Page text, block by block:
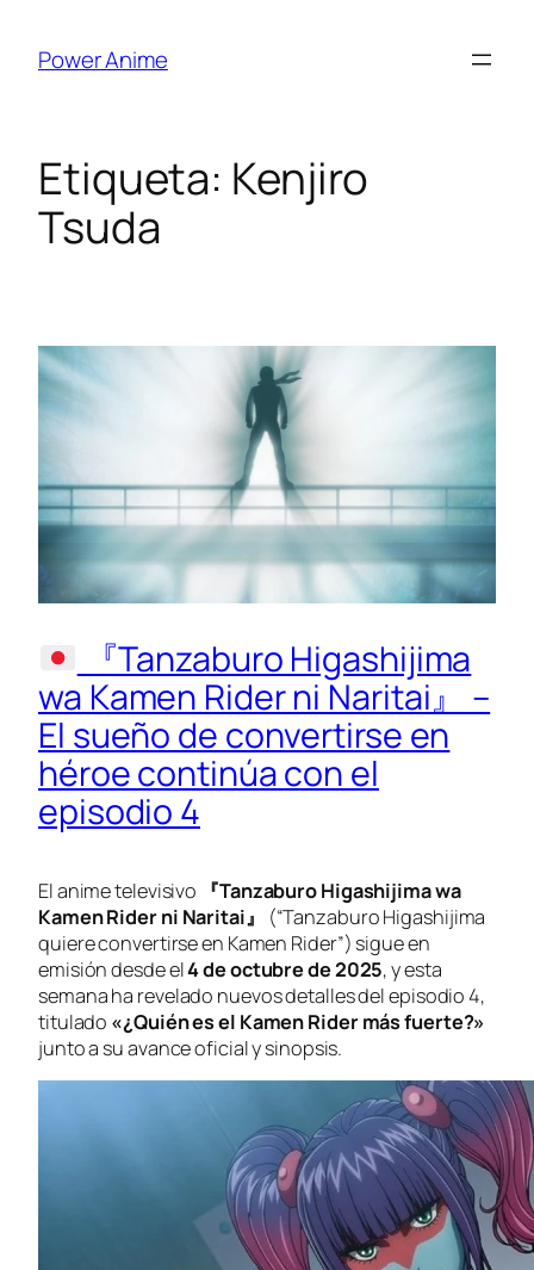
Power Anime
Etiqueta: Kenjiro
Tsuda
『Tanzaburo Higashijima
wa Kamen Rider ni Naritai』 –
El sueño de convertirse en
héroe continúa con el
episodio 4
El anime televisivo 『Tanzaburo Higashijima wa
Kamen Rider ni Naritai』
(“Tanzaburo Higashijima
quiere convertirse en Kamen Rider”) sigue en
emisión desde el4 de octubre de 2025, y esta
semana ha revelado nuevos detalles del episodio 4,
titulado «¿Quién es el Kamen Rider más fuerte?»
junto a su avance oficial y sinopsis.